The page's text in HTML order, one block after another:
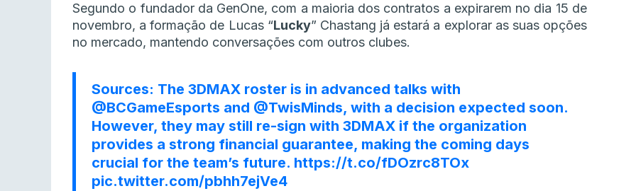
Segundo o fundador da GenOne, com a maioria dos contratos a expirarem no dia 15 de
novembro, a formação de Lucas “⁠Lucky⁠” Chastang já estará a explorar as suas opções
no mercado, mantendo conversações com outros clubes.
Sources: The 3DMAX roster is in advanced talks with
@BCGameEsports and @TwisMinds, with a decision expected soon.
However, they may still re-sign with 3DMAX if the organization
provides a strong financial guarantee, making the coming days
crucial for the team’s future. https://t.co/fDOzrc8TOx
pic.twitter.com/pbhh7ejVe4